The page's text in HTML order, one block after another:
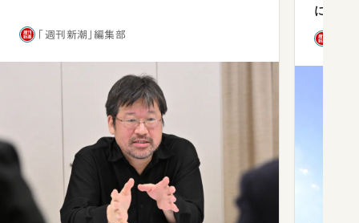
「週刊新潮」編集部
になっ